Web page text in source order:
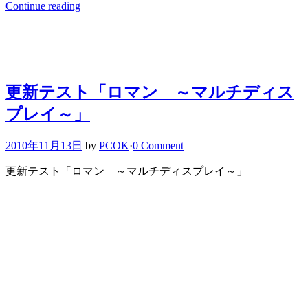
Continue reading
更新テスト「ロマン ～マルチディス
プレイ～」
2010年11月13日 by PCOK·0 Comment
更新テスト「ロマン ～マルチディスプレイ～」